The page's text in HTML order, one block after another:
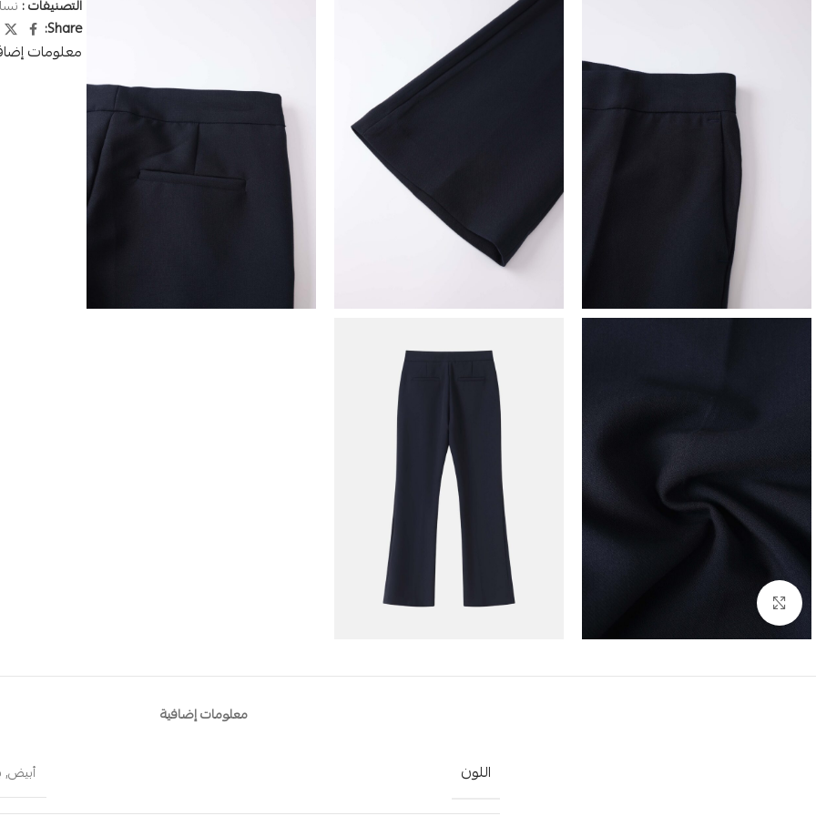
التصنيفات :
Share:
معلومات
معلومات إضافية
اللون أبيض,